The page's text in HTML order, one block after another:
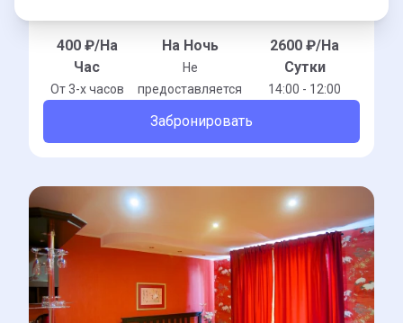
400₽/На
Час
От 3-x часов
На Ночь
Не
предоставляется
2600 ₽/На
Сутки
14:00 - 12:00
Забронировать